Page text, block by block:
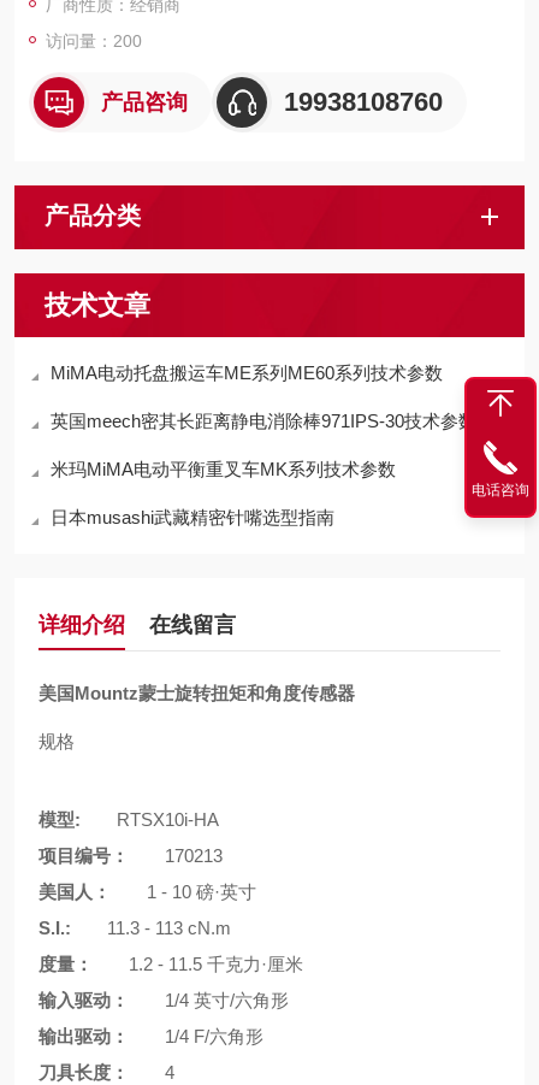
厂商性质：经销商
访问量：200
产品咨询 19938108760
产品分类
技术文章
MiMA电动托盘搬运车ME系列ME60系列技术参数
英国meech密其长距离静电消除棒971IPS-30技术参数
米玛MiMA电动平衡重叉车MK系列技术参数
日本musashi武藏精密针嘴选型指南
详细介绍 在线留言
美国Mountz蒙士旋转扭矩和角度传感器
规格
模型:
RTSX10i-HA
项目编号：
170213
美国人：
1 - 10 磅·英寸
S.I.:
11.3 - 113 cN.m
度量：
1.2 - 11.5 千克力·厘米
输入驱动：
1/4 英寸/六角形
输出驱动：
1/4 F/六角形
刀具长度：
4
电话咨询